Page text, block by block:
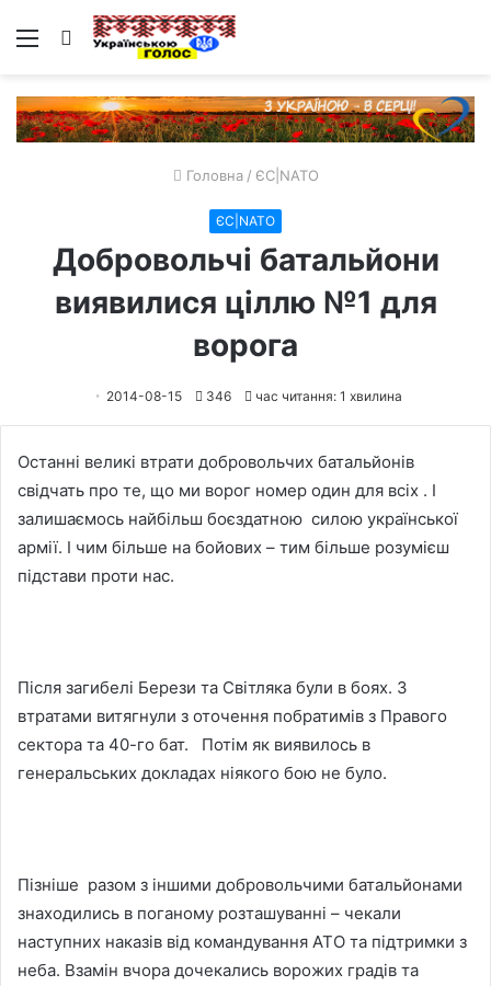
Меню Пошук
Головна / ЄС|NATO
ЄС|NATO
Добровольчі батальйони
виявилися ціллю №1 для
ворога
2014-08-15 346 час читання: 1 хвилина
Останні великі втрати добровольчих батальйонів
свідчать про те, що ми ворог номер один для всіх . І
залишаємось найбільш боєздатною силою української
армії. І чим більше на бойових – тим більше розумієш
підстави проти нас.
Після загибелі Берези та Світляка були в боях. З
втратами витягнули з оточення побратимів з Правого
сектора та 40-го бат. Потім як виявилось в
генеральських докладах ніякого бою не було.
Пізніше разом з іншими добровольчими батальйонами
знаходились в поганому розташуванні – чекали
наступних наказів від командування АТО та підтримки з
неба. Взамін вчора дочекались ворожих градів та